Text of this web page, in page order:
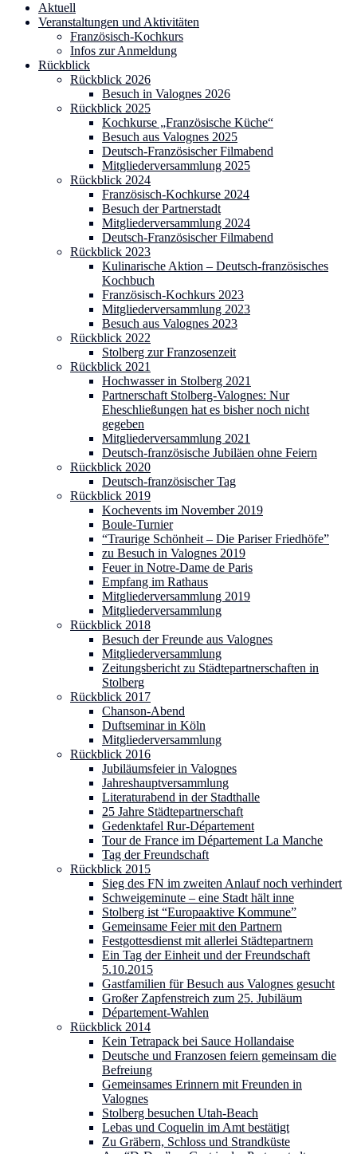
Aktuell
Veranstaltungen und Aktivitäten
Französisch-Kochkurs
Infos zur Anmeldung
Rückblick
Rückblick 2026
Besuch in Valognes 2026
Rückblick 2025
Kochkurse „Französische Küche“
Besuch aus Valognes 2025
Deutsch-Französischer Filmabend
Mitgliederversammlung 2025
Rückblick 2024
Französisch-Kochkurse 2024
Besuch der Partnerstadt
Mitgliederversammlung 2024
Deutsch-Französischer Filmabend
Rückblick 2023
Kulinarische Aktion – Deutsch-französisches
Kochbuch
Französisch-Kochkurs 2023
Mitgliederversammlung 2023
Besuch aus Valognes 2023
Rückblick 2022
Stolberg zur Franzosenzeit
Rückblick 2021
Hochwasser in Stolberg 2021
Partnerschaft Stolberg-Valognes: Nur
Eheschließungen hat es bisher noch nicht
gegeben
Mitgliederversammlung 2021
Deutsch-französische Jubiläen ohne Feiern
Rückblick 2020
Deutsch-französischer Tag
Rückblick 2019
Kochevents im November 2019
Boule-Turnier
“Traurige Schönheit – Die Pariser Friedhöfe”
zu Besuch in Valognes 2019
Feuer in Notre-Dame de Paris
Empfang im Rathaus
Mitgliederversammlung 2019
Mitgliederversammlung
Rückblick 2018
Besuch der Freunde aus Valognes
Mitgliederversammlung
Zeitungsbericht zu Städtepartnerschaften in
Stolberg
Rückblick 2017
Chanson-Abend
Duftseminar in Köln
Mitgliederversammlung
Rückblick 2016
Jubiläumsfeier in Valognes
Jahreshauptversammlung
Literaturabend in der Stadthalle
25 Jahre Städtepartnerschaft
Gedenktafel Rur-Département
Tour de France im Département La Manche
Tag der Freundschaft
Rückblick 2015
Sieg des FN im zweiten Anlauf noch verhindert
Schweigeminute – eine Stadt hält inne
Stolberg ist “Europaaktive Kommune”
Gemeinsame Feier mit den Partnern
Festgottesdienst mit allerlei Städtepartnern
Ein Tag der Einheit und der Freundschaft
5.10.2015
Gastfamilien für Besuch aus Valognes gesucht
Großer Zapfenstreich zum 25. Jubiläum
Département-Wahlen
Rückblick 2014
Kein Tetrapack bei Sauce Hollandaise
Deutsche und Franzosen feiern gemeinsam die
Befreiung
Gemeinsames Erinnern mit Freunden in
Valognes
Stolberg besuchen Utah-Beach
Lebas und Coquelin im Amt bestätigt
Zu Gräbern, Schloss und Strandküste